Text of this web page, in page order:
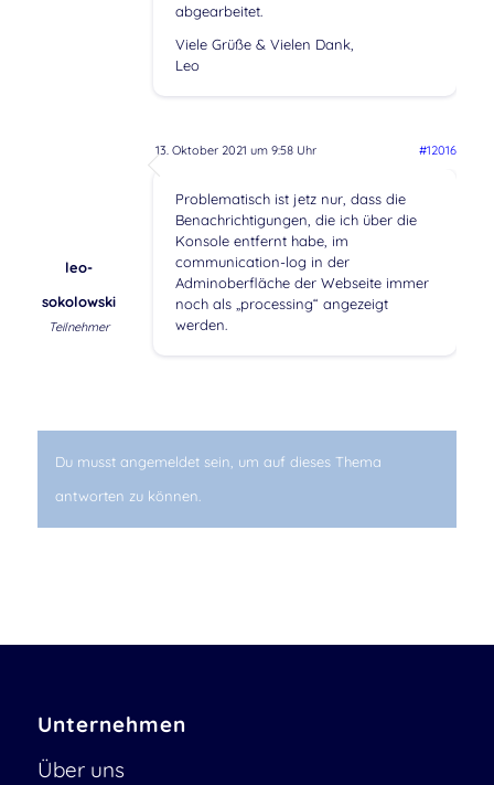
abgearbeitet.
Viele Grüße & Vielen Dank,
Leo
13. Oktober 2021 um 9:58 Uhr #12016
leo-
sokolowski
Teilnehmer
Problematisch ist jetz nur, dass die
Benachrichtigungen, die ich über die
Konsole entfernt habe, im
communication-log in der
Adminoberfläche der Webseite immer
noch als „processing“ angezeigt
werden.
Du musst angemeldet sein, um auf dieses Thema
antworten zu können.
Unternehmen
Über uns